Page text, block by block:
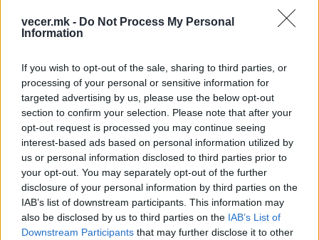
vecer.mk - Do Not Process My Personal
Information
If you wish to opt-out of the sale, sharing to third parties, or
processing of your personal or sensitive information for
targeted advertising by us, please use the below opt-out
section to confirm your selection. Please note that after your
opt-out request is processed you may continue seeing
interest-based ads based on personal information utilized by
us or personal information disclosed to third parties prior to
your opt-out. You may separately opt-out of the further
disclosure of your personal information by third parties on the
IAB’s list of downstream participants. This information may
also be disclosed by us to third parties on the IAB’s List of
Downstream Participants that may further disclose it to other
ПОВТОРНО СЕ ПОЛНИ ВОДА ВО
НАЈЧИТАНИ ВО ПОСЛЕДНИ 7 ДЕНА
МАКЕДОНИЈА ИМА СВЕТСКА
ПИСТА: Огромниот Боинг 777
на индиската претседателка
на Меѓународниот Аеродром
Скопје
Халанд донесе одлука за
својата иднина